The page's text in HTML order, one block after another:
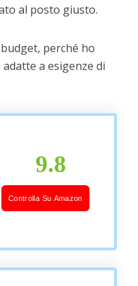
al posto giusto.
perché ho
a esigenze di
9.8
Controlla Su Amazon